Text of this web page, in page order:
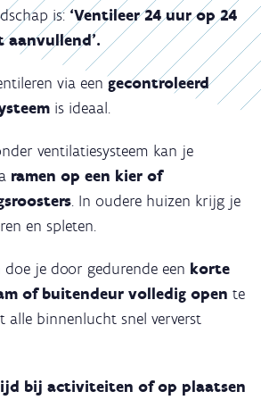
is:‘Ventileer 24 uur op 24
aanvullend’.
via eengecontroleerd
is ideaal.
ventilatiesysteem kan je
ramen op een kier of
. In oudere huizen krijg je
en spleten.
doe je door gedurende een korte
of buitendeur volledig open te
alle binnenlucht snel ververst
bij activiteiten of op plaatsen